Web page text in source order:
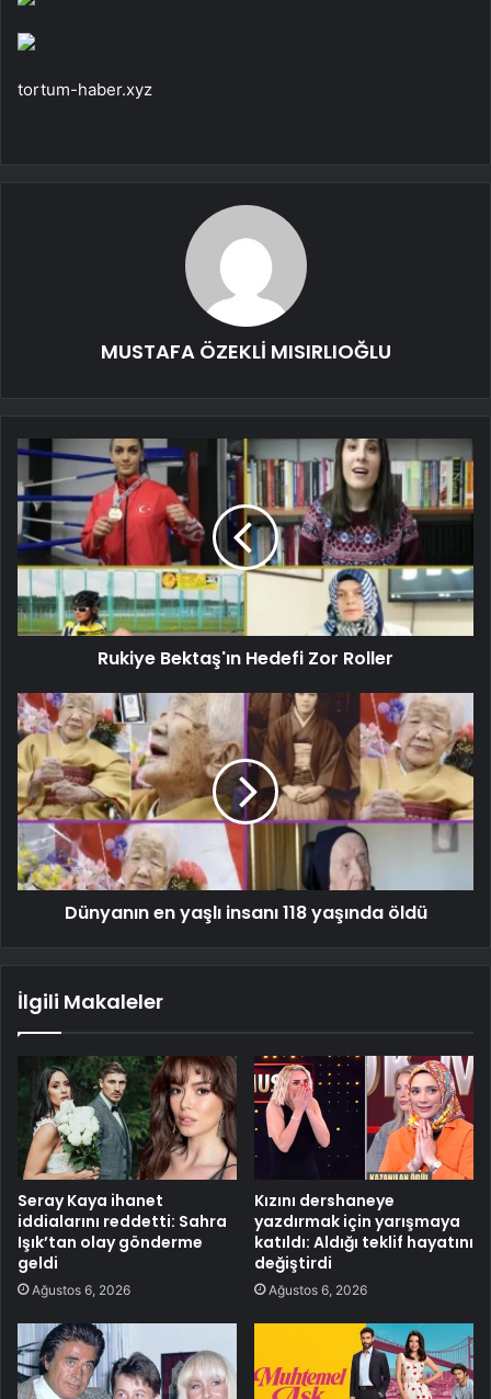
tortum-haber.xyz
MUSTAFA ÖZEKLİ MISIRLIOĞLU
Rukiye Bektaş'ın Hedefi Zor Roller
Dünyanın en yaşlı insanı 118 yaşında öldü
İlgili Makaleler
Seray Kaya ihanet
iddialarını reddetti: Sahra
Işık’tan olay gönderme
geldi
Ağustos 6, 2026
Kızını dershaneye
yazdırmak için yarışmaya
katıldı: Aldığı teklif hayatını
değiştirdi
Ağustos 6, 2026